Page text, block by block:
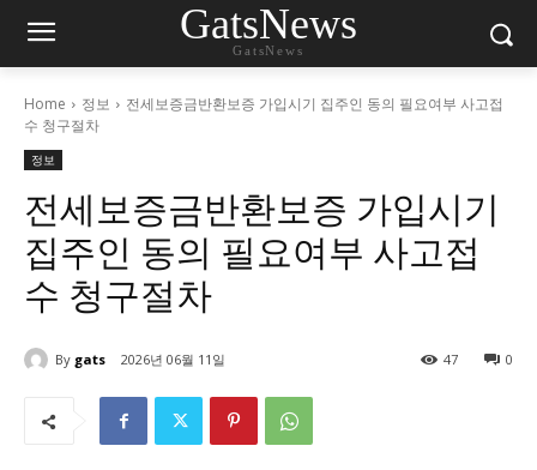
GatsNews
GatsNews
Home 정보
전세보증금반환보증 가입시기 집주인 동의 필요여부 사고접
수 청구절차
정보
전세보증금반환보증 가입시기
집주인 동의 필요여부 사고접
수 청구절차
By gats 2026년 06월 11일 0
47